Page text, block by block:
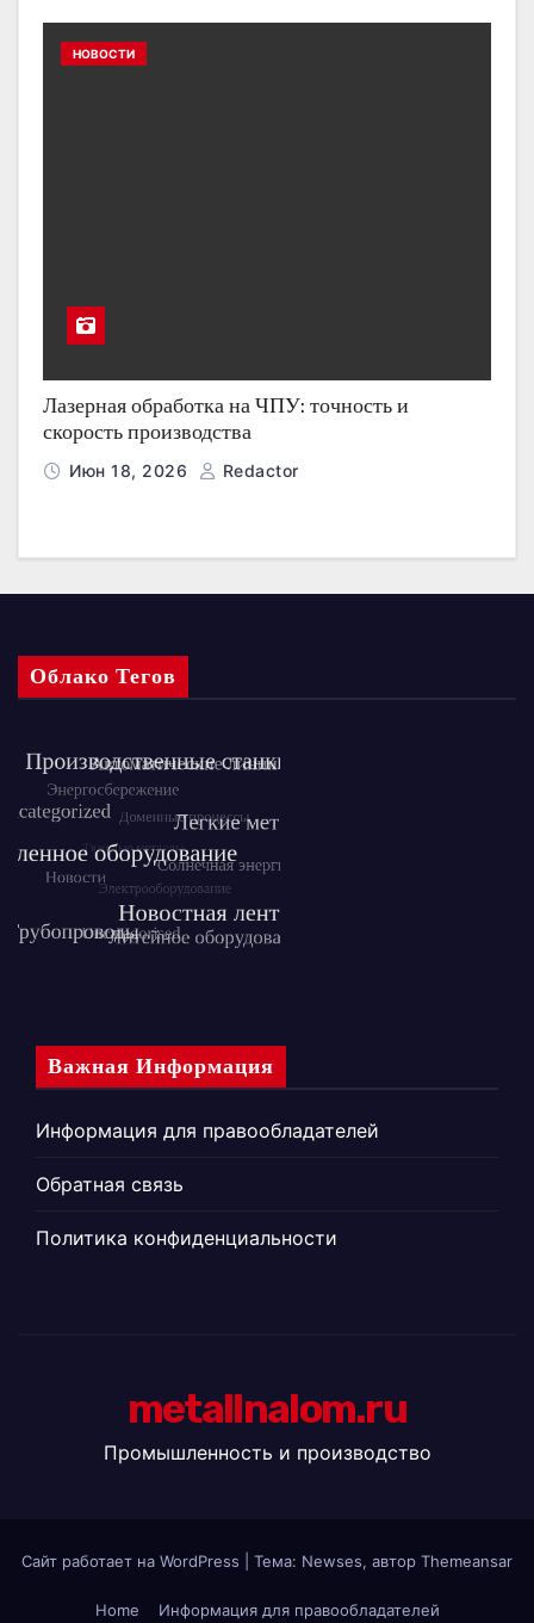
НОВОСТИ
Лазерная обработка на ЧПУ: точность и
скорость производства
Июн 18, 2026 Redactor
Облако Тегов
Важная Информация
Информация для правообладателей
Обратная связь
Политика конфиденциальности
metallnalom.ru
Промышленность и производство
Сайт работает на WordPress Тема: Newses, автор Themeansar
Home Информация для правообладателей